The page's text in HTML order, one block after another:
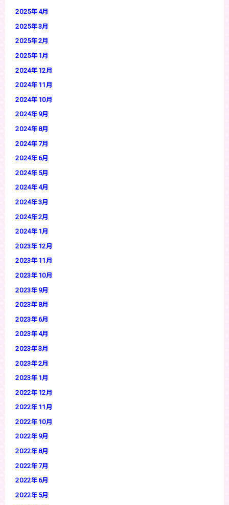
2025年4月
2025年3月
2025年2月
2025年1月
2024年12月
2024年11月
2024年10月
2024年9月
2024年8月
2024年7月
2024年6月
2024年5月
2024年4月
2024年3月
2024年2月
2024年1月
2023年12月
2023年11月
2023年10月
2023年9月
2023年8月
2023年6月
2023年4月
2023年3月
2023年2月
2023年1月
2022年12月
2022年11月
2022年10月
2022年9月
2022年8月
2022年7月
2022年6月
2022年5月